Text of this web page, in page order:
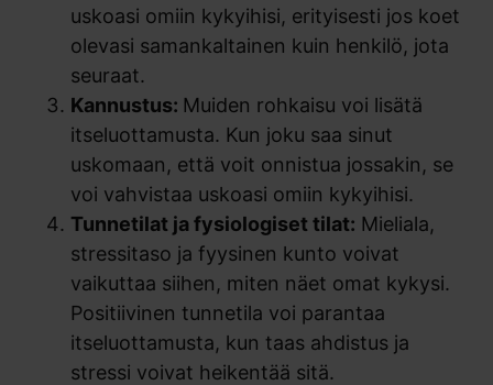
uskoasi omiin kykyihisi, erityisesti jos koet
olevasi samankaltainen kuin henkilö, jota
seuraat.
Kannustus: Muiden rohkaisu voi lisätä
itseluottamusta. Kun joku saa sinut
uskomaan, että voit onnistua jossakin, se
voi vahvistaa uskoasi omiin kykyihisi.
Tunnetilat ja fysiologiset tilat: Mieliala,
stressitaso ja fyysinen kunto voivat
vaikuttaa siihen, miten näet omat kykysi.
Positiivinen tunnetila voi parantaa
itseluottamusta, kun taas ahdistus ja
stressi voivat heikentää sitä.